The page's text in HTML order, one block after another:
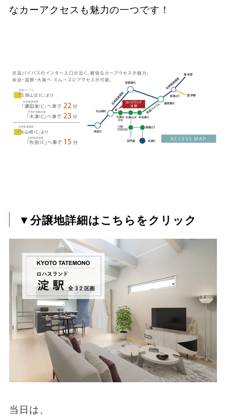
なカーアクセスも魅力の一つです！
▼分譲地詳細はこちらをクリック
当日は、